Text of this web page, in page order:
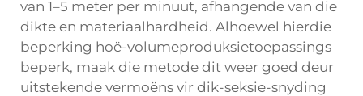
van 1–5 meter per minuut, afhangende van die
dikte en materiaalhardheid. Alhoewel hierdie
beperking hoë-volumeproduksietoepassings
beperk, maak die metode dit weer goed deur
uitstekende vermoëns vir dik-seksie-snyding